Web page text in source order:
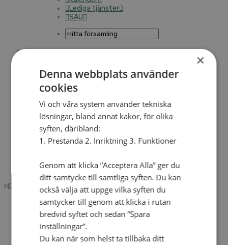
Lediga tjänster
SAU
Mobile box
Kontakt
Tidning
Annonsera
Hitta församling
Press
SAU
Lediga tjänster
Sommargårdar
MENU
MENU
Search mobile
English
Hej! Vad söker du?
Kontakt
Kalender
×
Denna webbplats använder
cookies
Vi och våra system använder tekniska
lösningar, bland annat kakor, för olika
syften, däribland:
1. Prestanda 2. Inriktning 3. Funktioner
Genom att klicka ”Acceptera Alla” ger du
ditt samtycke till samtliga syften. Du kan
också välja att uppge vilka syften du
samtycker till genom att klicka i rutan
bredvid syftet och sedan ”Spara
inställningar”.
Du kan när som helst ta tillbaka ditt